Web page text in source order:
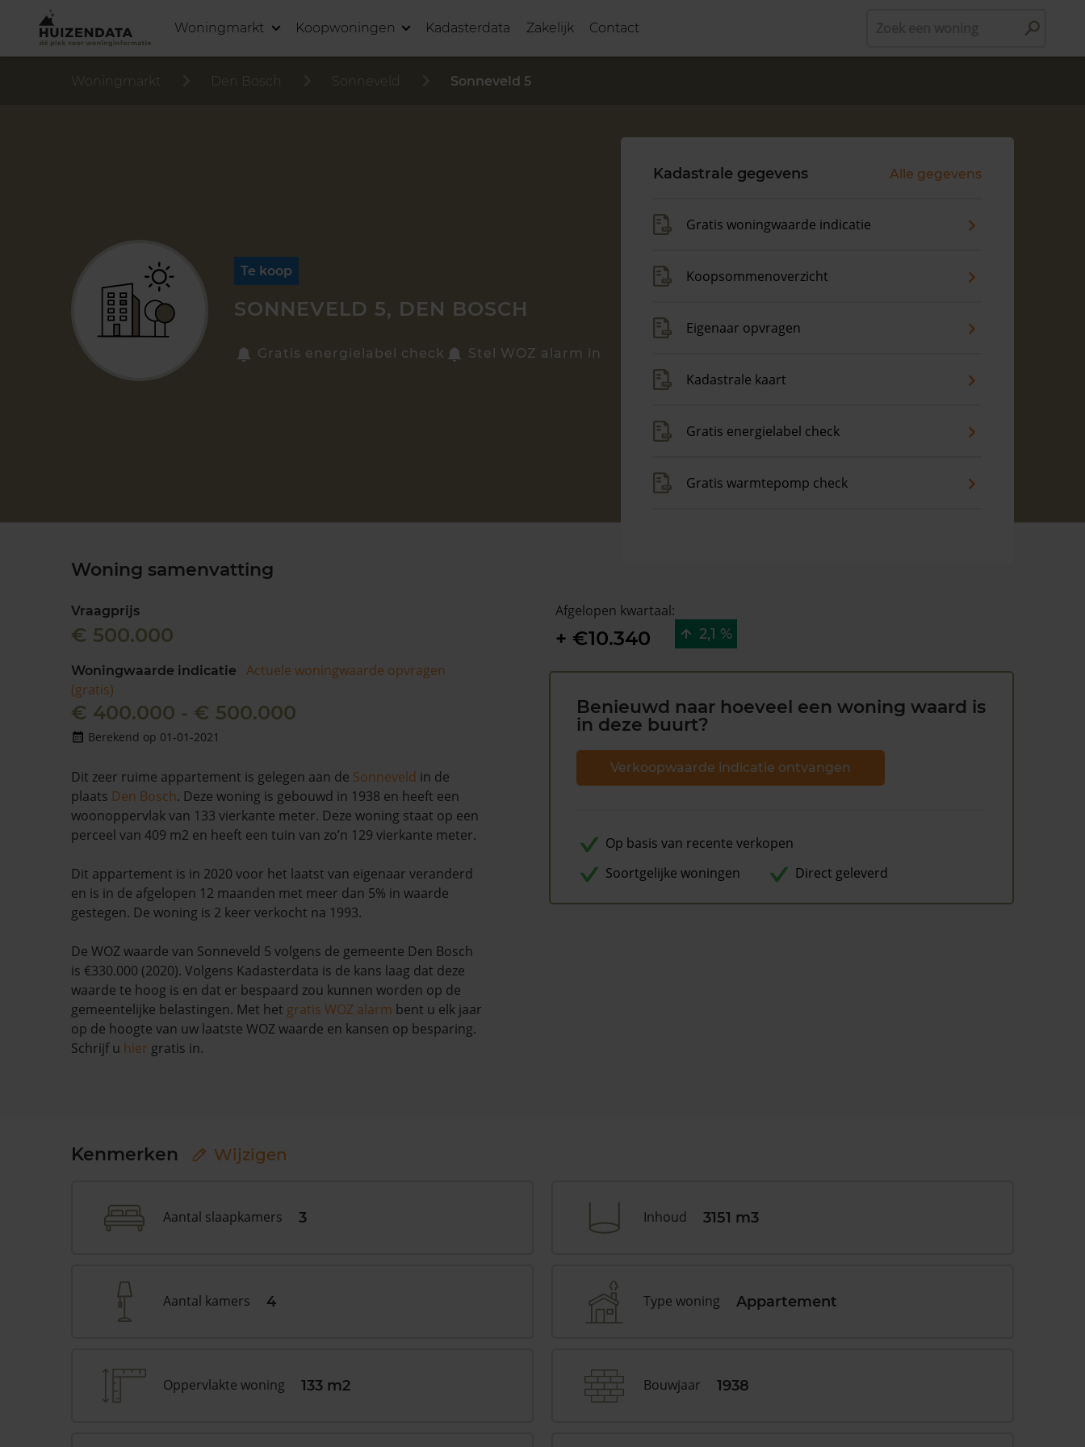
Woningmarkt Koopwoningen Kadasterdata Zakelijk Contact
Woningmarkt Den Bosch Sonneveld Sonneveld 5
Te koop
SONNEVELD 5, DEN BOSCH
Gratis energielabel check Stel WOZ alarm in
Kadastrale gegevens Alle gegevens
Gratis woningwaarde indicatie
Koopsommenoverzicht
Eigenaar opvragen
Kadastrale kaart
Gratis energielabel check
Gratis warmtepomp check
Woning samenvatting
Vraagprijs
€ 500.000
Woningwaarde indicatie
Actuele woningwaarde opvragen
(gratis)
€ 400.000 - € 500.000
Berekend op 01-01-2021
Dit zeer ruime appartement is gelegen aan de Sonneveld in de
plaats Den Bosch. Deze woning is gebouwd in 1938 en heeft een
woonoppervlak van 133 vierkante meter. Deze woning staat op een
perceel van 409 m2 en heeft een tuin van zo’n 129 vierkante meter.
Dit appartement is in 2020 voor het laatst van eigenaar veranderd
en is in de afgelopen 12 maanden met meer dan 5% in waarde
gestegen. De woning is 2 keer verkocht na 1993.
De WOZ waarde van Sonneveld 5 volgens de gemeente Den Bosch
is €330.000 (2020). Volgens Kadasterdata is de kans laag dat deze
waarde te hoog is en dat er bespaard zou kunnen worden op de
gemeentelijke belastingen. Met het gratis WOZ alarm bent u elk jaar
op de hoogte van uw laatste WOZ waarde en kansen op besparing.
Schrijf u hier gratis in.
Afgelopen kwartaal:
+ €10.340 2,1 %
Benieuwd naar hoeveel een woning waard is
in deze buurt?
Verkoopwaarde indicatie ontvangen
Op basis van recente verkopen
Soortgelijke woningen
Direct geleverd
Kenmerken Wijzigen
Aantal slaapkamers 3 Inhoud 3151 m3
Aantal kamers 4 Type woning Appartement
Oppervlakte woning 133 m2 Bouwjaar 1938